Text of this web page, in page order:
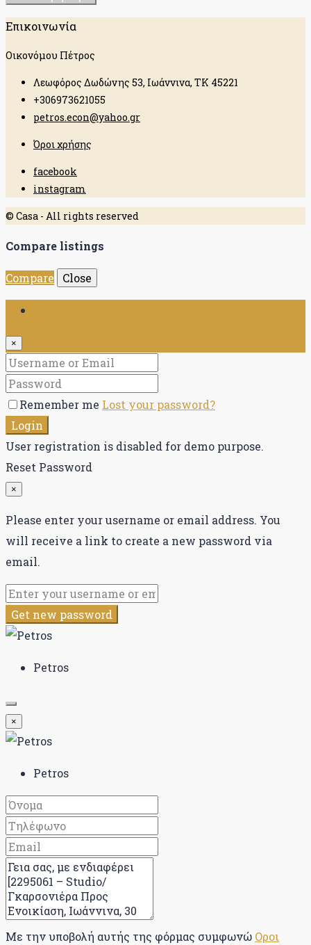
Επικοινωνία
Οικονόμου Πέτρος
Λεωφόρος Δωδώνης 53, Ιωάννινα, ΤΚ 45221
+306973621055
petros.econ@yahoo.gr
Όροι χρήσης
facebook
instagram
© Casa - All rights reserved
Compare listings
Compare Close
×
Remember me Lost your password?
Login
User registration is disabled for demo purpose.
Reset Password
×
Please enter your username or email address. You
will receive a link to create a new password via
email.
Get new password
Petros
×
Petros
Με την υποβολή αυτής της φόρμας συμφωνώ Οροι